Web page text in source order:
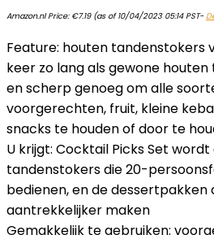
Amazon.nl Price: €7.19(as of 10/04/2023 05:14 PST-
Feature: houten tandenstokers
keer zo lang als gewone
en scherp genoeg om alle
voorgerechten, fruit, kleine
snacks te houden of door te
U krijgt: Cocktail Picks Set
tandenstokers die 20-
bedienen, en de
aantrekkelijker maken
Gemakkelijk te gebruiken: